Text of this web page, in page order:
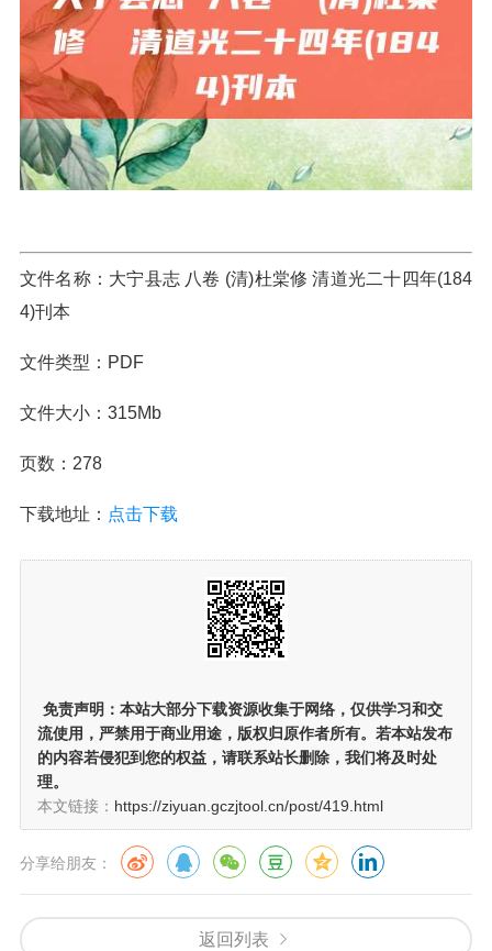
文件名称：大宁县志 八卷 (清)杜棠修 清道光二十四年(184
4)刊本
文件类型：PDF
文件大小：315Mb
页数：278
下载地址： 点击下载
免责声明： 本站大部分下载资源收集于网络，仅供学习和交
流使用，严禁用于商业用途，版权归原作者所有。若本站发布
的内容若侵犯到您的权益，请联系站长删除，我们将及时处
理。
本文链接： https://ziyuan.gczjtool.cn/post/419.html
分享给朋友：
返回列表